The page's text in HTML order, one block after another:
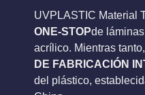
UVPLASTIC Material
ONE-STOPde
acrílico. Mientras
DE FABRICACIÓN
del plástico,